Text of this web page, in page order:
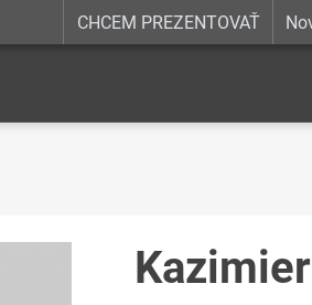
CHCEM PREZENTOVAŤ